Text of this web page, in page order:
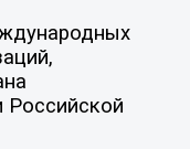
Российской